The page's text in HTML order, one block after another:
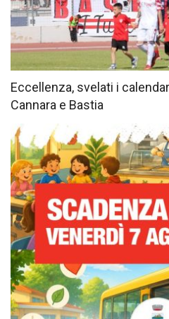
Eccellenza, svelati i
Cannara e Bastia